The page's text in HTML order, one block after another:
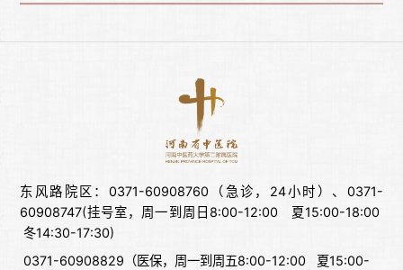
东风路院区：0371-60908760（急诊，24小时）、0371-
60908747(挂号室，周一到周日8:00-12:00 夏15:00-18:00
冬14:30-17:30)
0371-60908829（医保，周一到周五8:00-12:00 夏15:00-